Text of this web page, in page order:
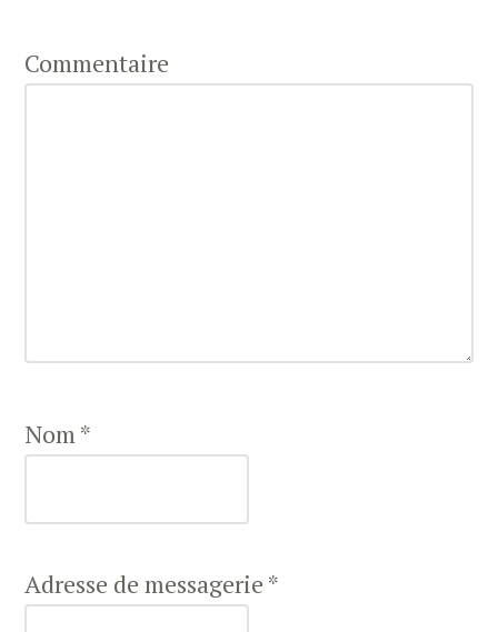
Commentaire
Nom*
Adresse de messagerie *